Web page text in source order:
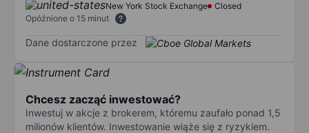
New York Stock Exchange
Closed
Opóźnione o 15 minut
Dane dostarczone przez
Chcesz zacząć inwestować?
Inwestuj w akcje z brokerem, któremu zaufało ponad 1,5
milionów klientów. Inwestowanie wiąże się z ryzykiem.